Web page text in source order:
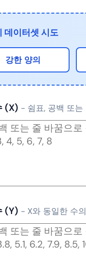
데이터셋 시도
강한 양의
(X) - 쉼표, 공백 또는
(Y) - X와 동일한 수